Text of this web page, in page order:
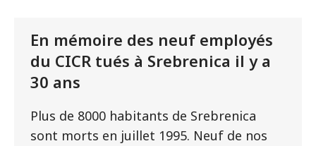
En mémoire des neuf employés
du CICR tués à Srebrenica il y a
30 ans
Plus de 8000 habitants de Srebrenica
sont morts en juillet 1995. Neuf de nos